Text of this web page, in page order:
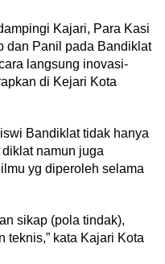
Kajari, Para Kasi
dan Panil pada Bandiklat
langsung inovasi-
di Kejari Kota
Bandiklat tidak hanya
namun juga
yg diperoleh selama
sikap (pola tindak),
teknis,” kata Kajari Kota